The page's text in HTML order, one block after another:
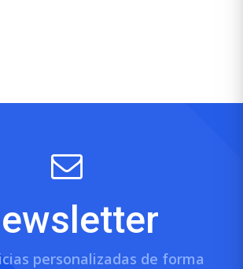
personalizadas de forma